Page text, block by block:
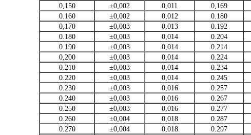
0,150
±0,002 0,011 0,169
0.160
±0,002 0,012 0.180
0,170
±0,003 0,013 0.192
0.180
±0,003 0,014 0.204
0.190
±0,003 0,014 0.214
0,200
±0,003 0,014 0.224
0.210
±0,003 0,014 0.234
0.220
±0,003 0,014 0.245
0.230
±0,003 0,016 0.257
0.240
±0,003 0,016 0.267
0.250
±0,003 0,016 0.277
0.260
±0,004 0,018 0.287
0.270
±0,004 0,018 0.297